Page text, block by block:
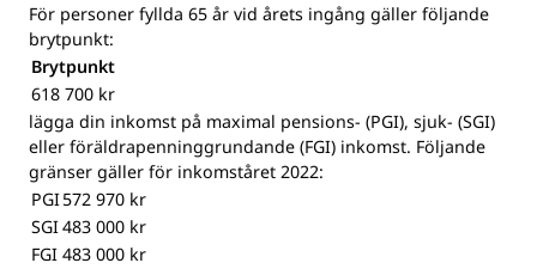
För personer fyllda 65 år vid årets ingång gäller följande
brytpunkt:
Brytpunkt
618 700 kr
lägga din inkomst på maximal pensions- (PGI), sjuk- (SGI)
eller föräldrapenninggrundande (FGI) inkomst. Följande
gränser gäller för inkomståret 2022:
PGI572 970 kr
SGI483 000 kr
FGI 483 000 kr